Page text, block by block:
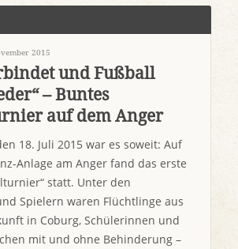
2015
und Fußball
– Buntes
auf dem Anger
18. Juli 2015 war es soweit: Auf
Anlage am Anger fand das erste
statt. Unter den
Spielern waren Flüchtlinge aus
in Coburg, Schülerinnen und
mit und ohne Behinderung –